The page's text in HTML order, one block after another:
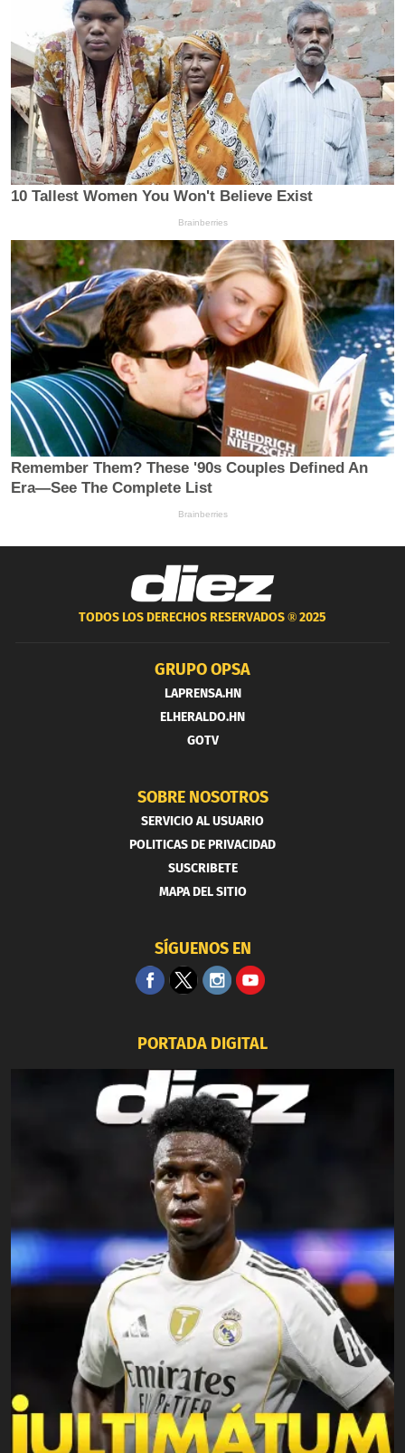
TODOS LOS DERECHOS RESERVADOS ®2025
GRUPO OPSA
LAPRENSA.HN
ELHERALDO.HN
GOTV
SOBRE NOSOTROS
SERVICIO AL USUARIO
POLITICAS DE PRIVACIDAD
SUSCRIBETE
MAPA DEL SITIO
SÍGUENOS EN
PORTADA DIGITAL